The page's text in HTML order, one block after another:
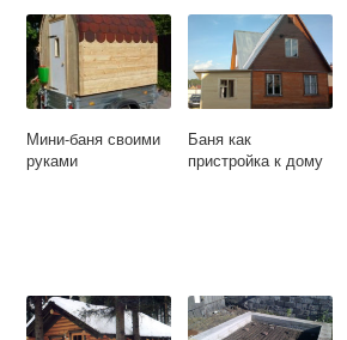
Мини-баня своими
руками
Баня как
пристройка к дому